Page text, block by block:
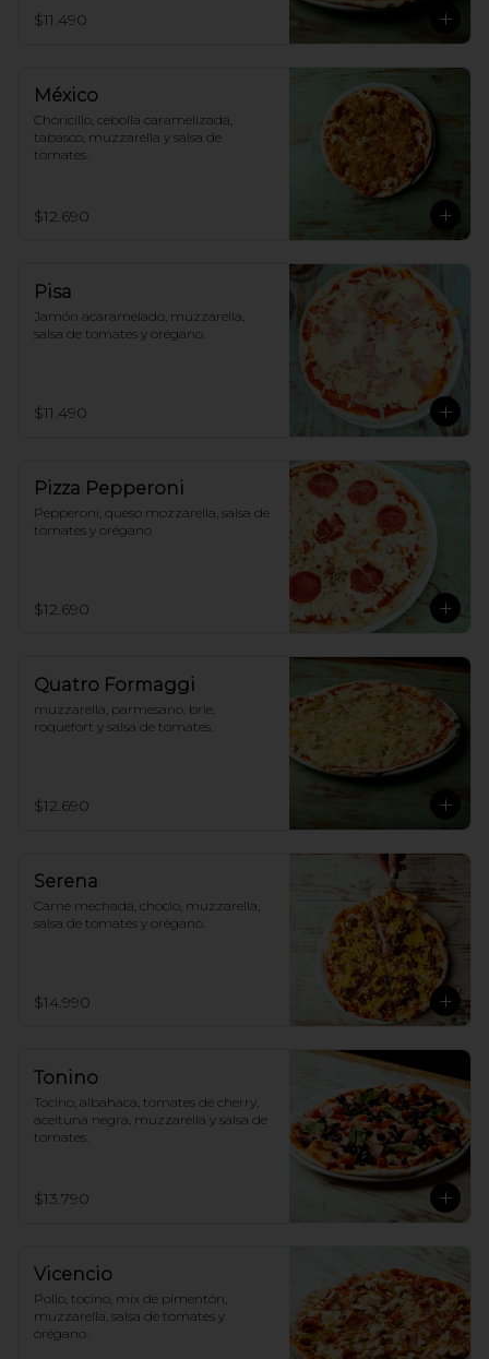
$11.490
México
Choricillo, cebolla caramelizada,
tabasco, muzzarella y salsa de
tomates.
$12.690
Pisa
Jamón acaramelado, muzzarella,
salsa de tomates y orégano.
$11.490
Pizza Pepperoni
Pepperoni, queso mozzarella, salsa de
tomates y orégano
$12.690
Quatro Formaggi
muzzarella, parmesano, brie,
roquefort y salsa de tomates.
$12.690
Serena
Carne mechada, choclo, muzzarella,
salsa de tomates y orégano.
$14.990
Tonino
Tocino, albahaca, tomates de cherry,
aceituna negra, muzzarella y salsa de
tomates.
$13.790
Vicencio
Pollo, tocino, mix de pimentón,
muzzarella, salsa de tomates y
orégano.